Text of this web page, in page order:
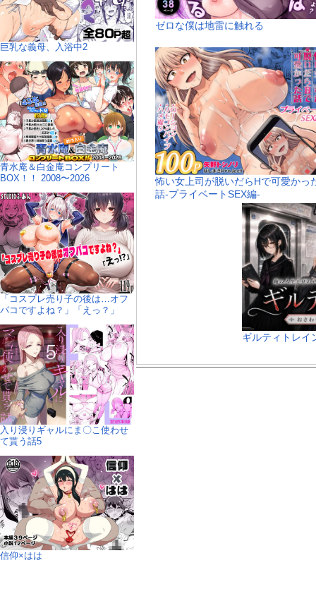
ゼロな僕は地雷に触れる
怖い女上司が脱いだらHで可愛かっ
話-プライベートSEX編-
ギルティトレイ
巨乳な義母、入浴中2
青水庵＆白金庵コンプリート
BOX！！ 2008〜2026
「コスプレ売り子の後は…オフ
パコですよね？」「えっ？」
入り浸りギャルにま〇こ使わせ
て貰う話5
信仰×はは